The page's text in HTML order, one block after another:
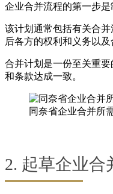
企业合并流程的第一步是
该计划通常包括有关合
后各方的权利和义务以
合并计划是一份至关重
和条款达成一致。
同奈省企业合并所
2. 起草企业合